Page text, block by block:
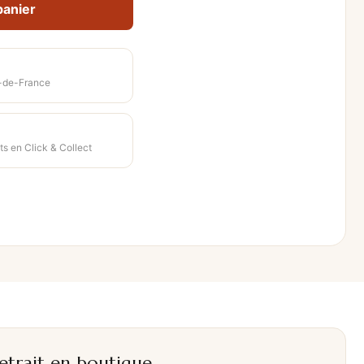
de-France
en Click & Collect